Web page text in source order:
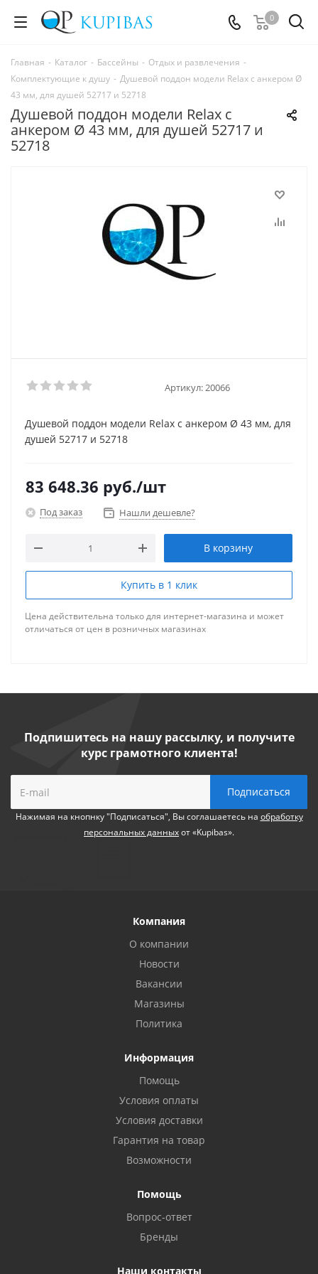
0
Главная - Каталог - Бассейны - Отдых и развлечения -
Комплектующие к душу - Душевой поддон модели Relax с анкером Ø
43 мм, для душей 52717 и 52718
Душевой поддон модели Relax с
анкером Ø 43 мм, для душей 52717 и
52718
Артикул: 20066
Душевой поддон модели Relax с анкером Ø 43 мм, для
душей 52717 и 52718
83 648.36 руб./шт
Под заказ Нашли дешевле?
В корзину
Купить в 1 клик
Цена действительна только для интернет-магазина и может
отличаться от цен в розничных магазинах
Подпишитесь на нашу рассылку, и получите
курс грамотного клиента!
Нажимая на кнопнку "Подписаться", Вы соглашаетесь на обработку
персональных данныхот «Kupibas».
Компания
О компании
Новости
Вакансии
Магазины
Политика
Информация
Помощь
Условия оплаты
Условия доставки
Гарантия на товар
Возможности
Помощь
Вопрос-ответ
Бренды
Наши контакты